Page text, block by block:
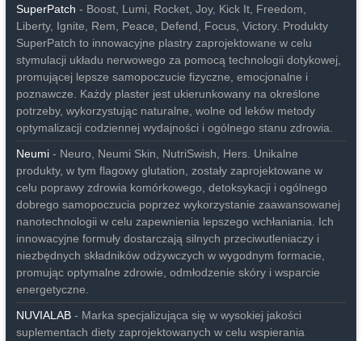
SuperPatch - Boost, Lumi, Rocket, Joy, Kick It, Freedom,
Liberty, Ignite, Rem, Peace, Defend, Focus, Victory. Produkty
SuperPatch to innowacyjne plastry zaprojektowane w celu
stymulacji układu nerwowego za pomocą technologii dotykowej,
promującej lepsze samopoczucie fizyczne, emocjonalne i
poznawcze. Każdy plaster jest ukierunkowany na określone
potrzeby, wykorzystując naturalne, wolne od leków metody
optymalizacji codziennej wydajności i ogólnego stanu zdrowia.
Neumi- Neuro, Neumi Skin, NutriSwish, Hers. Unikalne
produkty, w tym flagowy glutation, zostały zaprojektowane w
celu poprawy zdrowia komórkowego, detoksykacji i ogólnego
dobrego samopoczucia poprzez wykorzystanie zaawansowanej
nanotechnologii w celu zapewnienia lepszego wchłaniania. Ich
innowacyjne formuły dostarczają silnych przeciwutleniaczy i
niezbędnych składników odżywczych w wygodnym formacie,
promując optymalne zdrowie, odmłodzenie skóry i wsparcie
energetyczne.
NUVIALAB- Marka specjalizująca się w wysokiej jakości
suplementach diety zaprojektowanych w celu wspierania